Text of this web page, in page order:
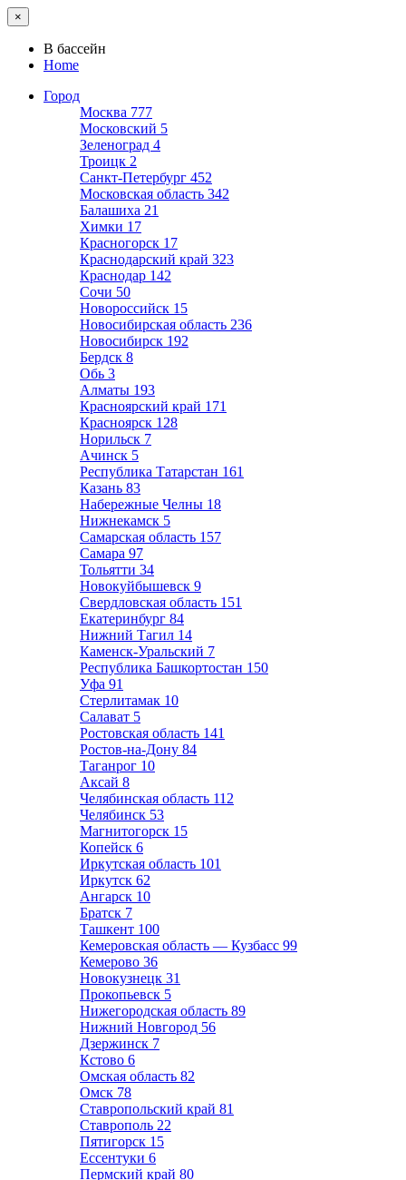
×
В бассейн
Home
Город
Москва 777
Московский 5
Зеленоград 4
Троицк 2
Санкт-Петербург 452
Московская область 342
Балашиха 21
Химки 17
Красногорск 17
Краснодарский край 323
Краснодар 142
Сочи 50
Новороссийск 15
Новосибирская область 236
Новосибирск 192
Бердск 8
Обь 3
Алматы 193
Красноярский край 171
Красноярск 128
Норильск 7
Ачинск 5
Республика Татарстан 161
Казань 83
Набережные Челны 18
Нижнекамск 5
Самарская область 157
Самара 97
Тольятти 34
Новокуйбышевск 9
Свердловская область 151
Екатеринбург 84
Нижний Тагил 14
Каменск-Уральский 7
Республика Башкортостан 150
Уфа 91
Стерлитамак 10
Салават 5
Ростовская область 141
Ростов-на-Дону 84
Таганрог 10
Аксай 8
Челябинская область 112
Челябинск 53
Магнитогорск 15
Копейск 6
Иркутская область 101
Иркутск 62
Ангарск 10
Братск 7
Ташкент 100
Кемеровская область — Кузбасс 99
Кемерово 36
Новокузнецк 31
Прокопьевск 5
Нижегородская область 89
Нижний Новгород 56
Дзержинск 7
Кстово 6
Омская область 82
Омск 78
Ставропольский край 81
Ставрополь 22
Пятигорск 15
Ессентуки 6
Пермский край 80